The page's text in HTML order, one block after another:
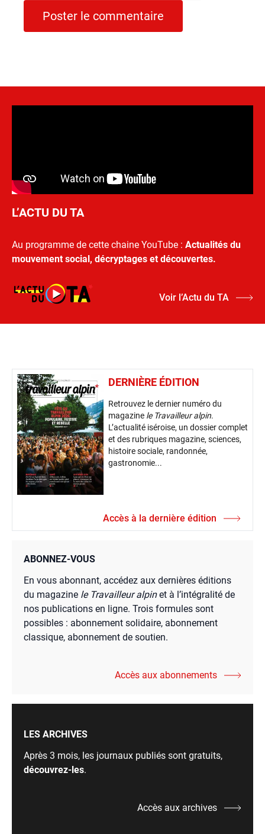
L’ACTU DU TA
Au programme de cette chaine YouTube : Actualités du
mouvement social, décryptages et découvertes.
Voir l’Actu du TA
DERNIÈRE ÉDITION
Retrouvez le dernier numéro du
magazine le Travailleur alpin.
L’actualité iséroise, un dossier complet
et des rubriques magazine, sciences,
histoire sociale, randonnée,
gastronomie...
Accès à la dernière édition
ABONNEZ-VOUS
En vous abonnant, accédez aux dernières éditions
du magazine le Travailleur alpinet à l’intégralité de
nos publications en ligne. Trois formules sont
possibles : abonnement solidaire, abonnement
classique, abonnement de soutien.
Accès aux abonnements
LES ARCHIVES
Après 3 mois, les journaux publiés sont gratuits,
découvrez-les.
Accès aux archives